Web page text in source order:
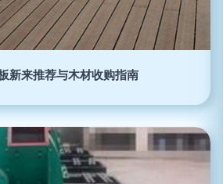
新来推荐与木材收购指南